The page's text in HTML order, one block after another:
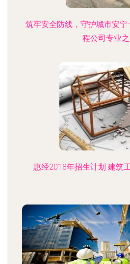
筑牢安全防线，守护城市安
程公司专业
惠经2018年招生计划 建筑